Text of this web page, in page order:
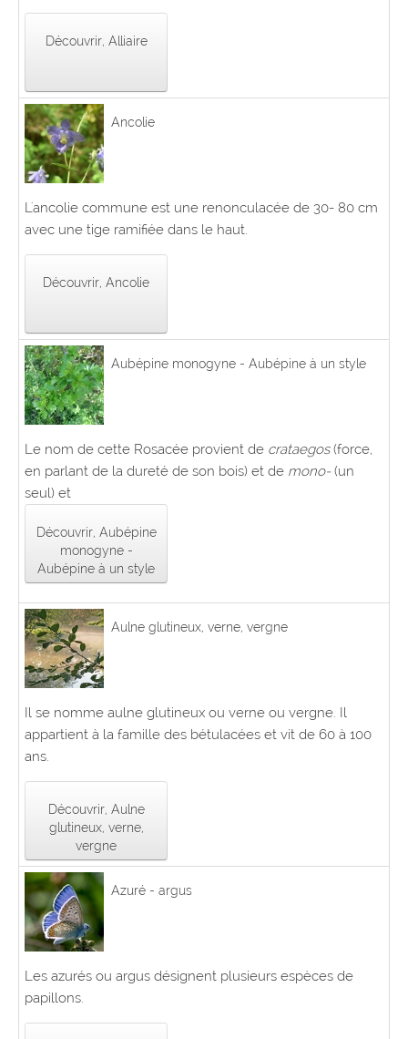
Découvrir, Alliaire
Ancolie
L'ancolie commune est une renonculacée de 30- 80 cm
avec une tige ramifiée dans le haut.
Découvrir, Ancolie
Aubépine monogyne - Aubépine à un style
Le nom de cette Rosacée provient de crataegos(force,
en parlant de la dureté de son bois) et de mono-(un
seul) et
Découvrir, Aubépine
monogyne -
Aubépine à un style
Aulne glutineux, verne, vergne
Il se nomme aulne glutineux ou verne ou vergne. Il
appartient à la famille des bétulacées et vit de 60 à 100
ans.
Découvrir, Aulne
glutineux, verne,
vergne
Azuré - argus
Les azurés ou argus désignent plusieurs espèces de
papillons.